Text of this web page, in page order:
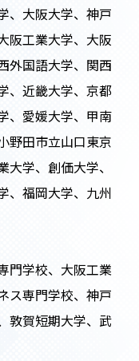
、大阪大学、神戸
阪工業大学、大阪
外国語大学、関西
、近畿大学、京都
、愛媛大学、甲南
野田市立山口東京
学、創価大学、
、福岡大学、九州
門学校、大阪工業
ス専門学校、神戸
敦賀短期大学、武